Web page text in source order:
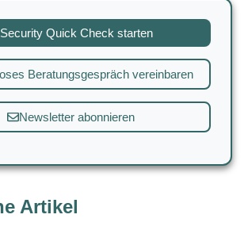
Security Quick Check starten
Beratungsgespräch vereinbaren
Newsletter abonnieren
Artikel